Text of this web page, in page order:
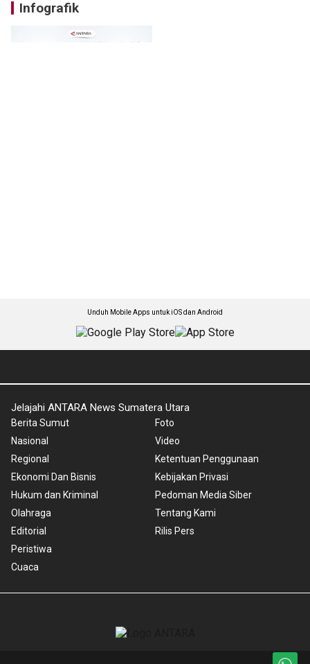
Infografik
Unduh Mobile Apps untuk iOS dan Android
Jelajahi ANTARA News Sumatera Utara
Berita Sumut
Nasional
Regional
Ekonomi Dan Bisnis
Hukum dan Kriminal
Olahraga
Editorial
Peristiwa
Cuaca
Foto
Video
Ketentuan Penggunaan
Kebijakan Privasi
Pedoman Media Siber
Tentang Kami
Rilis Pers